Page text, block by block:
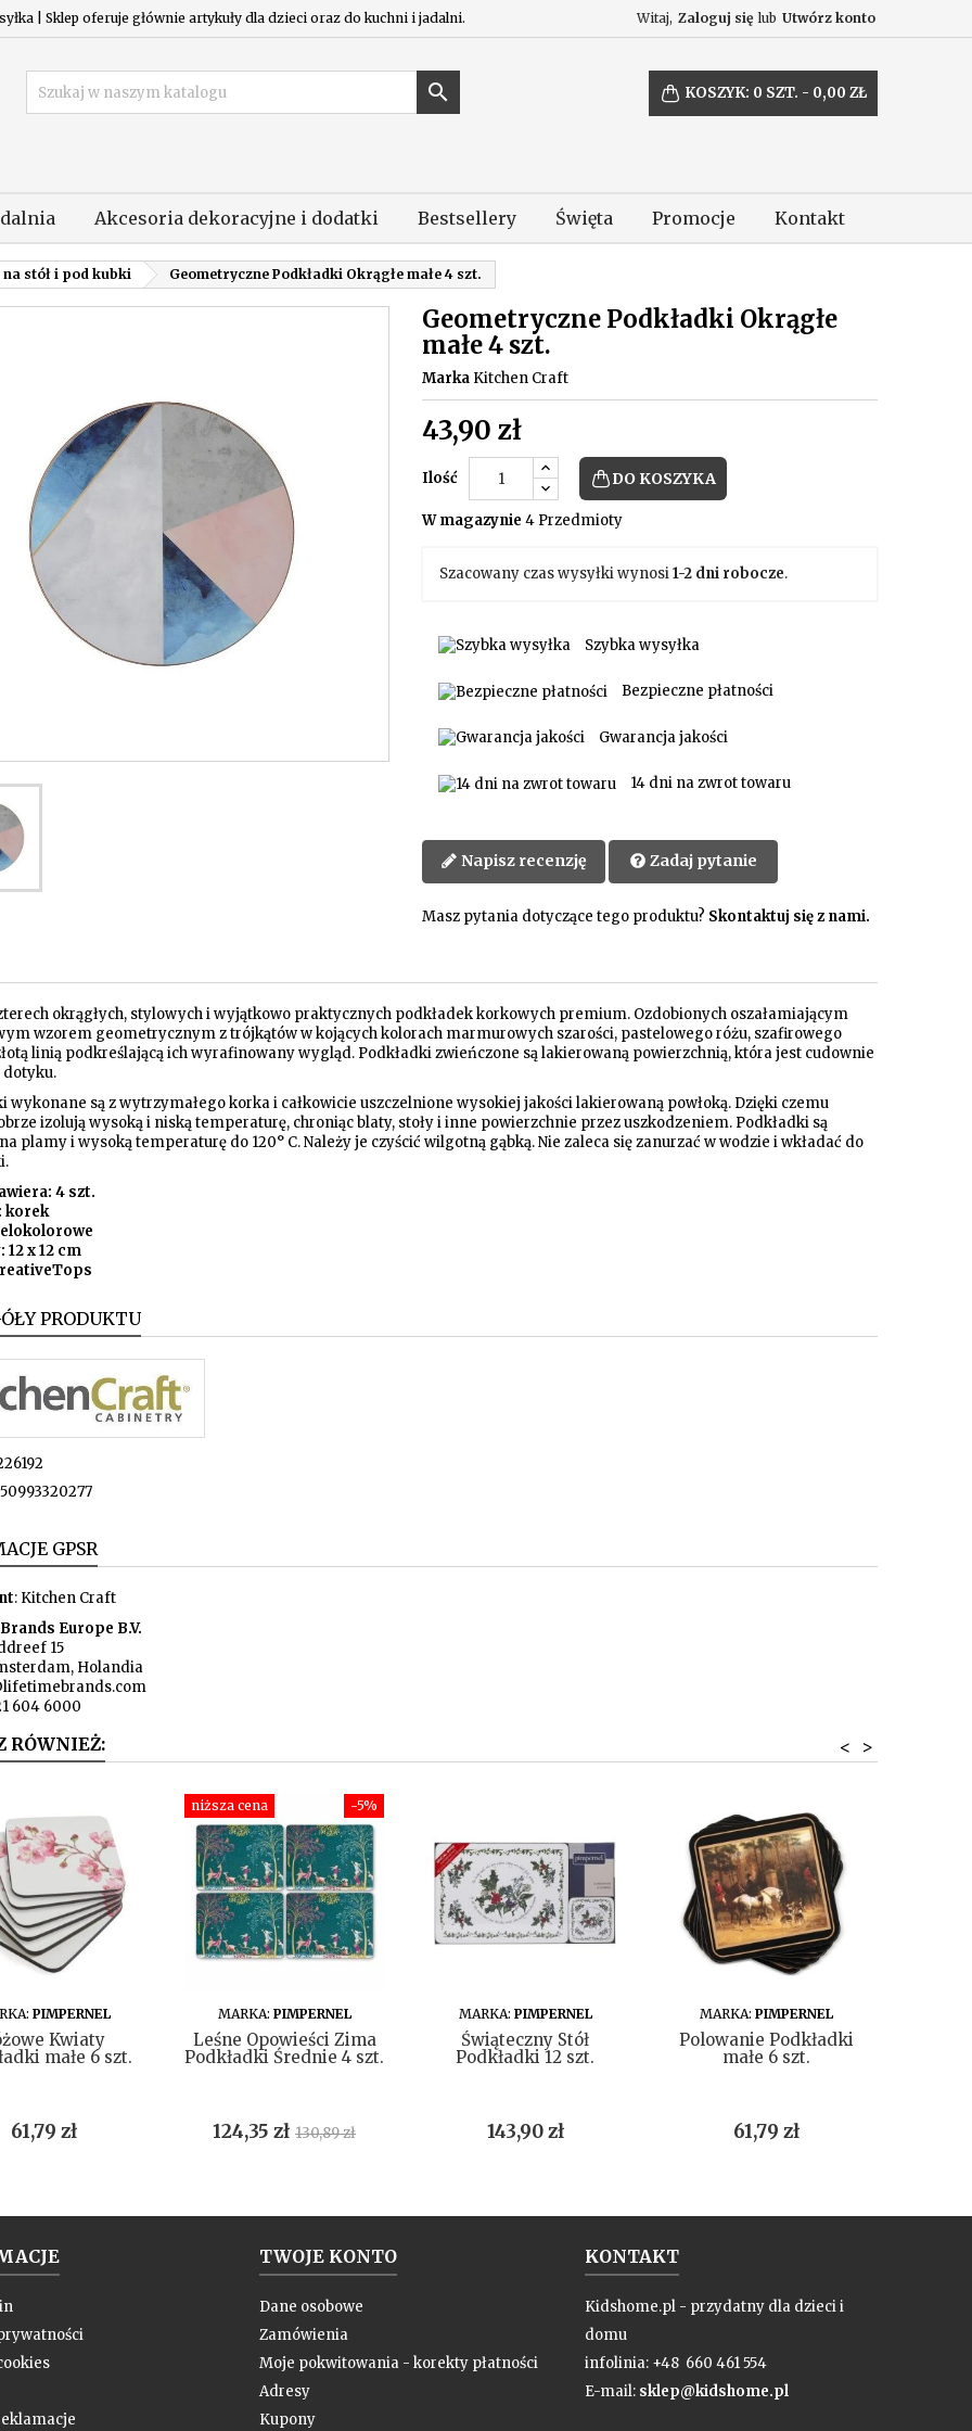
| Sklep oferuje głównie artykuły dla dzieci oraz do kuchni i jadalni. Witaj, Zaloguj się lub Utwórz konto
KOSZYK: 0 SZT. - 0,00 ZŁ

Akcesoria dekoracyjne i dodatki Bestsellery Święta Promocje Kontakt
na stół i pod kubki Geometryczne Podkładki Okrągłe małe 4 szt.
Geometryczne Podkładki Okrągłe
małe 4 szt.
Marka Kitchen Craft
43,90 zł
Ilość DO KOSZYKA
W magazynie 4 Przedmioty
Szacowany czas wysyłki wynosi1-2 dni robocze.
Szybka wysyłka
Bezpieczne płatności
Gwarancja jakości
14 dni na zwrot towaru
Napisz recenzję Zadaj pytanie
Masz pytania dotyczące tego produktu? Skontaktuj się z nami.
okrągłych, stylowych i wyjątkowo praktycznych podkładek korkowych premium. Ozdobionych oszałamiającym
wzorem geometrycznym z trójkątów w kojących kolorach marmurowych szarości, pastelowego różu, szafirowego
linią podkreślającą ich wyrafinowany wygląd. Podkładki zwieńczone są lakierowaną powierzchnią, która jest cudownie
dotyku.
wykonane są z wytrzymałego korka i całkowicie uszczelnione wysokiej jakości lakierowaną powłoką. Dzięki czemu
izolują wysoką i niską temperaturę, chroniąc blaty, stoły i inne powierzchnie przez uszkodzeniem. Podkładki są
plamy i wysoką temperaturę do 120° C. Należy je czyścić wilgotną gąbką. Nie zaleca się zanurzać w wodzie i wkładać do
4 szt.
korek
x 12 cm
PRODUKTU
GPSR
: Kitchen Craft
Europe B.V.
15
Holandia
604 6000
RÓWNIEŻ: >
<
DO KOSZYKA
PIMPERNEL
Kwiaty
małe 6 szt.
Cena
61,79 zł
-5%
niższa cena
DO KOSZYKA
MARKA: PIMPERNEL
Leśne Opowieści Zima
Podkładki Średnie 4 szt.
Cena
124,35 zł Cena
130,89 zł
DO KOSZYKA
MARKA: PIMPERNEL
Świąteczny Stół
Podkładki 12 szt.
Cena
143,90 zł
DO KOSZYKA
MARKA: PIMPERNEL
Polowanie Podkładki
małe 6 szt.
Cena
61,79 zł
TWOJE KONTO
Dane osobowe
Zamówienia
Moje pokwitowania - korekty płatności
Adresy
Kupony
KONTAKT
Kidshome.pl - przydatny dla dzieci i
domu
infolinia: +48 660 461 554
E-mail: sklep@kidshome.pl